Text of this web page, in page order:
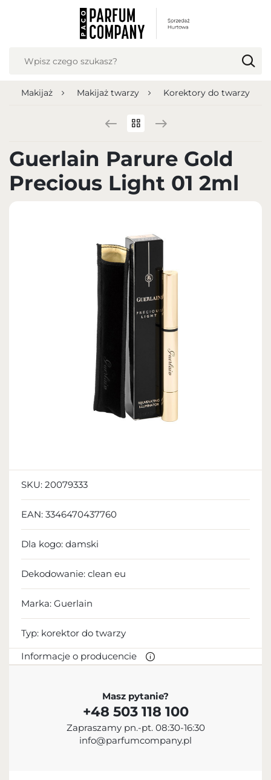
Makijaż Makijaż twarzy Korektory do twarzy
Guerlain Parure Gold
Precious Light 01 2ml
SKU: 20079333
EAN: 3346470437760
Dla kogo: damski
Dekodowanie: clean eu
Marka: Guerlain
Typ: korektor do twarzy
Informacje o producencie
+33 1 45 62 52 57
info@guerlain.fr
Masz pytanie?
+48 503 118 100
Zapraszamy pn.-pt. 08:30-16:30
info@parfumcompany.pl
USTAWIENIA REGIONALNE
Język
Polish zloty (PLN)
ZAPISZ